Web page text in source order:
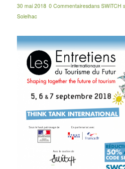
30 mai 2018 0 Commentairesdans SWiTCH
Solelhac